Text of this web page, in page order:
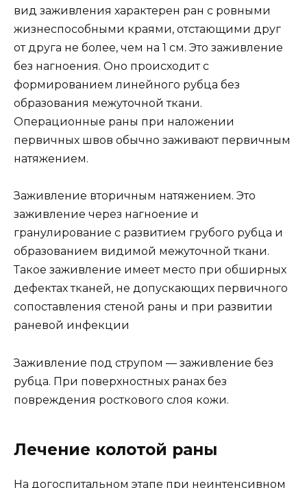
вид заживления характерен ран с ровными
жизнеспособными краями, отстающими друг
от друга не более, чем на 1 см. Это заживление
без нагноения. Оно происходит с
формированием линейного рубца без
образования межуточной ткани.
Операционные раны при наложении
первичных швов обычно заживают первичным
натяжением.
Заживление вторичным натяжением. Это
заживление через нагноение и
гранулирование с развитием грубого рубца и
образованием видимой межуточной ткани.
Такое заживление имеет место при обширных
дефектах тканей, не допускающих первичного
сопоставления стеной раны и при развитии
раневой инфекции
Заживление под струпом — заживление без
рубца. При поверхностных ранах без
повреждения росткового слоя кожи.
Лечение колотой раны
На догоспитальном этапе при неинтенсивном